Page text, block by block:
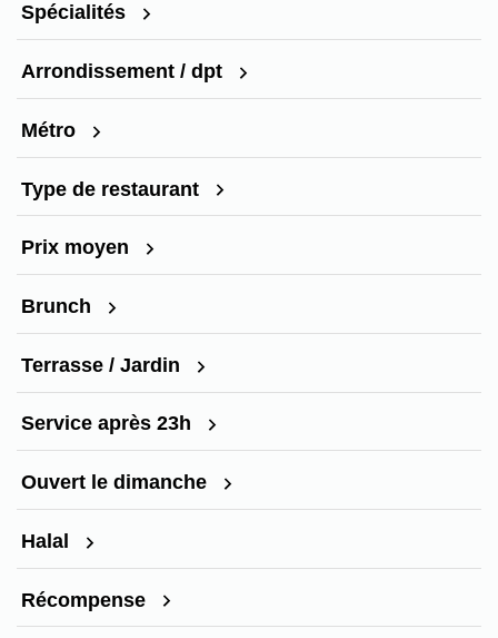
Spécialités
Arrondissement / dpt
Métro
Type de restaurant
Prix moyen
Brunch
Terrasse / Jardin
Service après 23h
Ouvert le dimanche
Halal
Récompense